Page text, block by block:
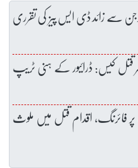
سے زائد ڈی ایس پیز کی تقرری
قتل کیس: ڈرائیور کے ہنی ٹریپ
فائرنگ، اقدام قتل میں ملوث